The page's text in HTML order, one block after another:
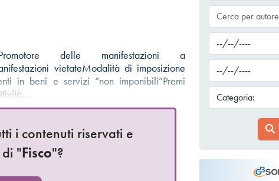
delle manifestazioni a
vietateModalità di imposizione
in beni e servizi “non imponibili”Premi
i contenuti riservati e
"Fisco"?